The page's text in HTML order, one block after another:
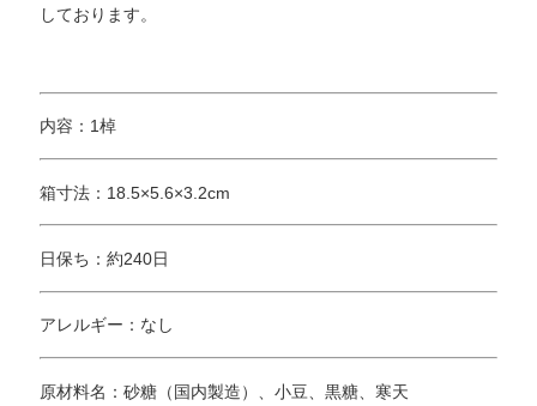
しております。
内容：1棹
箱寸法：18.5×5.6×3.2cm
日保ち：約240日
アレルギー：なし
原材料名：砂糖（国内製造）、小豆、黒糖、寒天